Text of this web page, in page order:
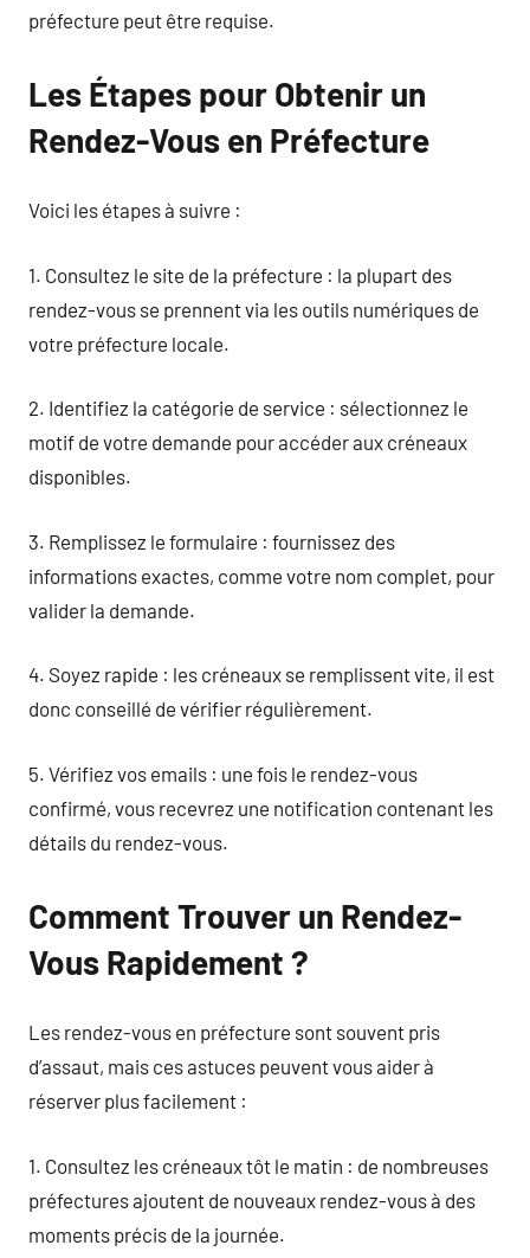
préfecture peut être requise.
Les Étapes pour Obtenir un
Rendez-Vous en Préfecture
Voici les étapes à suivre :
1. Consultez le site de la préfecture : la plupart des
rendez-vous se prennent via les outils numériques de
votre préfecture locale.
2. Identifiez la catégorie de service : sélectionnez le
motif de votre demande pour accéder aux créneaux
disponibles.
3. Remplissez le formulaire : fournissez des
informations exactes, comme votre nom complet, pour
valider la demande.
4. Soyez rapide : les créneaux se remplissent vite, il est
donc conseillé de vérifier régulièrement.
5. Vérifiez vos emails : une fois le rendez-vous
confirmé, vous recevrez une notification contenant les
détails du rendez-vous.
Comment Trouver un Rendez-
Vous Rapidement ?
Les rendez-vous en préfecture sont souvent pris
d’assaut, mais ces astuces peuvent vous aider à
réserver plus facilement :
1. Consultez les créneaux tôt le matin : de nombreuses
préfectures ajoutent de nouveaux rendez-vous à des
moments précis de la journée.